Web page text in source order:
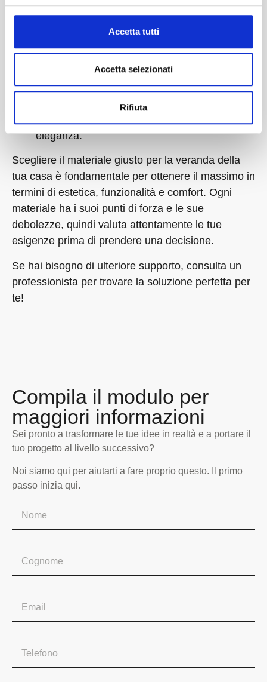
Accetta tutti
Accetta selezionati
Rifiuta
protezione dai raggi solari.
Motivi e texture: Dalle righe classiche ai
motivi moderni, la scelta dello stile deve
Struttura: Le tende con struttura in alluminio
sono leggere e resistenti, mentre quelle in
eleganza.
Scegliere il materiale giusto per la veranda della
tua casa è fondamentale per ottenere il massimo in
termini di estetica, funzionalità e comfort. Ogni
materiale ha i suoi punti di forza e le sue
debolezze, quindi valuta attentamente le tue
esigenze prima di prendere una decisione.
Se hai bisogno di ulteriore supporto, consulta un
professionista per trovare la soluzione perfetta per
te!
Compila il modulo per
maggiori informazioni
Sei pronto a trasformare le tue idee in realtà e a portare il
tuo progetto al livello successivo?
Noi siamo qui per aiutarti a fare proprio questo. Il primo
passo inizia qui.